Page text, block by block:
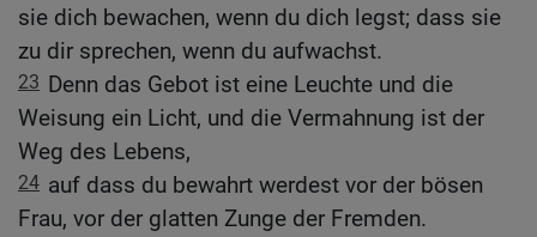
sie dich bewachen, wenn du dich legst; dass sie
zu dir sprechen, wenn du aufwachst.
23 Denn das Gebot ist eine Leuchte und die
Weisung ein Licht, und die Vermahnung ist der
Weg des Lebens,
24 auf dass du bewahrt werdest vor der bösen
Frau, vor der glatten Zunge der Fremden.